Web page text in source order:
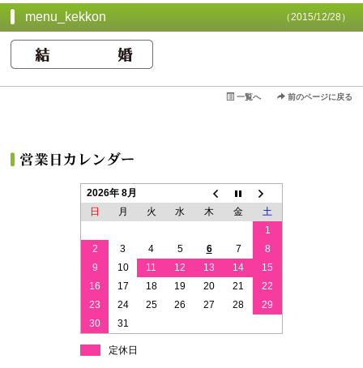
menu_kekkon （2015/12/28）
一覧へ 前のページに戻る
2026年 8月
日
月 火 水 木 金
土
1
2
3 4 5 6 7
8
9
10 11 12 13 14
15
16
17 18 19 20 21
22
23
24 25 26 27 28
29
30
31
定休日